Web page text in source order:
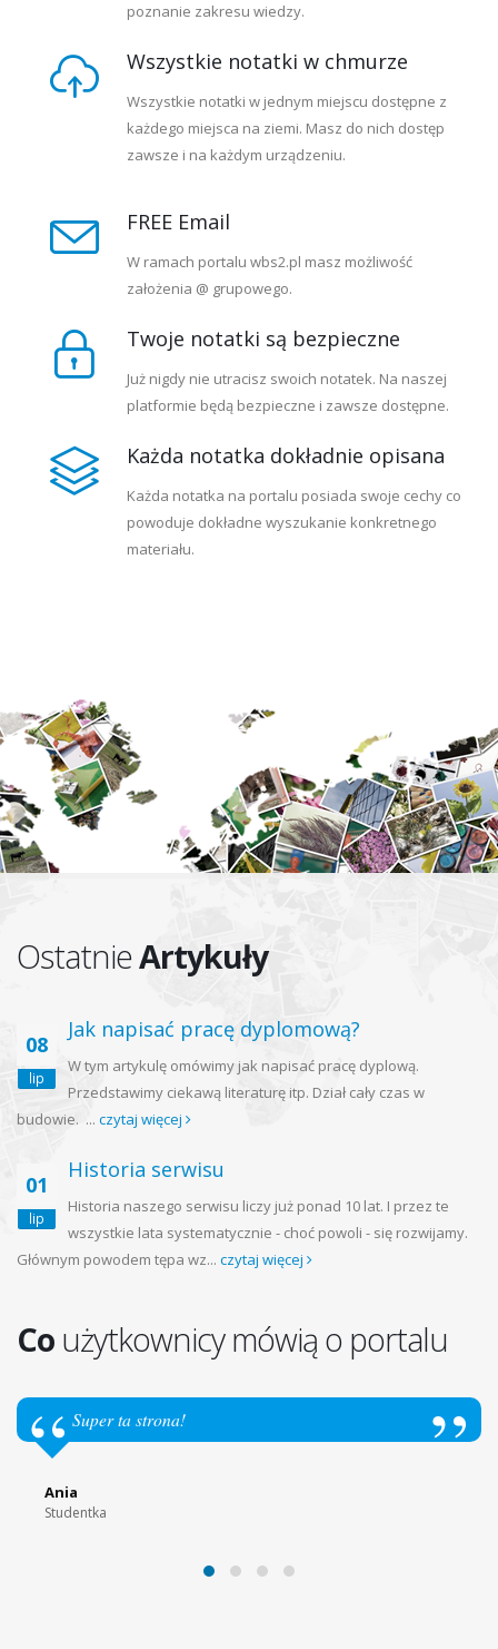
poznanie zakresu wiedzy.
Wszystkie notatki w chmurze
Wszystkie notatki w jednym miejscu dostępne z
każdego miejsca na ziemi. Masz do nich dostęp
zawsze i na każdym urządzeniu.
FREE Email
W ramach portalu wbs2.pl masz możliwość
założenia @ grupowego.
Twoje notatki są bezpieczne
Już nigdy nie utracisz swoich notatek. Na naszej
platformie będą bezpieczne i zawsze dostępne.
Każda notatka dokładnie opisana
Każda notatka na portalu posiada swoje cechy co
powoduje dokładne wyszukanie konkretnego
materiału.
OstatnieArtykuły
08
lip
Jak napisać pracę dyplomową?
W tym artykulę omówimy jak napisać pracę dyplową.
Przedstawimy ciekawą literaturę itp. Dział cały czas w
budowie. ... czytaj więcej
01
lip
Historia serwisu
Historia naszego serwisu liczy już ponad 10 lat. I przez te
wszystkie lata systematycznie - choć powoli - się rozwijamy.
Głównym powodem tępa wz... czytaj więcej
Co użytkownicy mówią o portalu
Super ta strona!
Ania
Studentka